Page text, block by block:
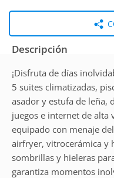
Descripción
¡Disfruta de días
5 suites climatizadas,
asador y estufa de leña,
juegos e internet de alta
equipado con menaje
airfryer, vitrocerámica y
sombrillas y hieleras
garantiza momentos